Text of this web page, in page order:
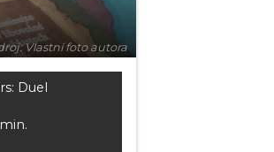
Vlastní foto autora
Duel